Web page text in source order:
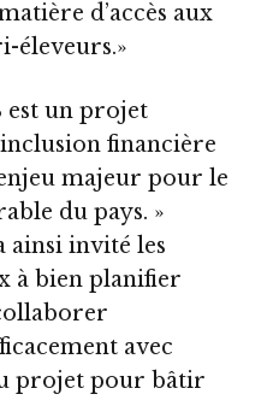
d’accès aux
éleveurs.»
est un projet
financière
majeur pour le
du pays. »
ainsi invité les
à bien planifier
avec
projet pour bâtir